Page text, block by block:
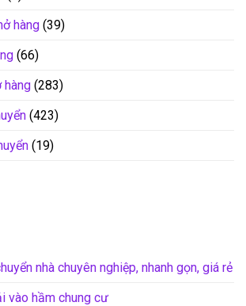
hàng (39)
(66)
hàng (283)
(423)
(19)
nhà chuyên nghiệp, nhanh gọn, giá rẻ
vào hầm chung cư